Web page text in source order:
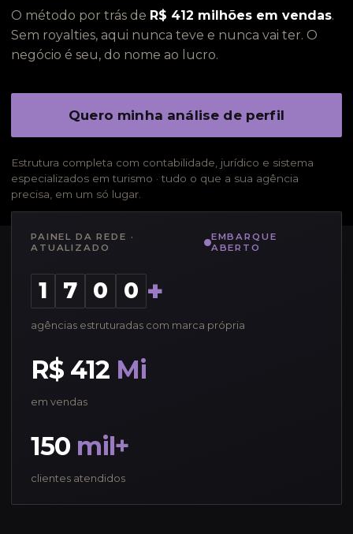
O método por trás de R$ 412 milhões em vendas.
Sem royalties, aqui nunca teve e nunca vai ter. O
negócio é seu, do nome ao lucro.
Quero minha análise de perfil
Estrutura completa com contabilidade, jurídico e sistema
especializados em turismo · tudo o que a sua agência
precisa, em um só lugar.
PAINEL DA REDE ·
ATUALIZADO
EMBARQUE
ABERTO
1 7 0 0 +
agências estruturadas com marca própria
R$ 412 Mi
em vendas
150 mil+
clientes atendidos